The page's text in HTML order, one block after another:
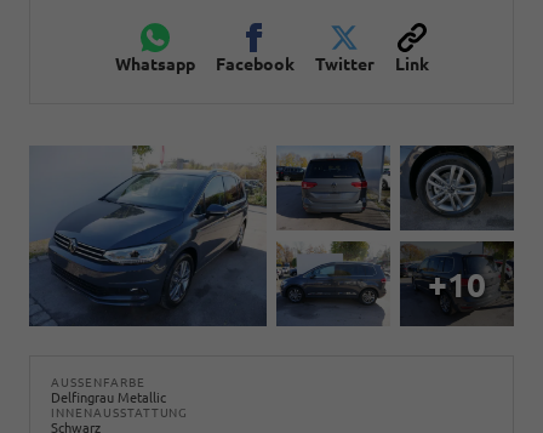
Whatsapp Facebook Twitter Link
+10
AUSSENFARBE
Delfingrau Metallic
INNENAUSSTATTUNG
Schwarz